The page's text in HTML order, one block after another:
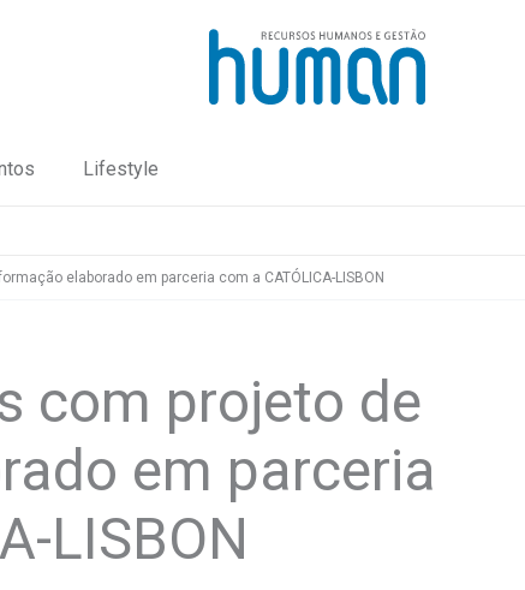
Lifestyle
elaborado em parceria com a CATÓLICA-LISBON
com projeto de
em parceria
LISBON